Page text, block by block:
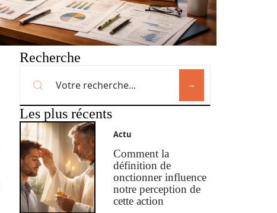
Recherche
Les plus récents
Actu
Comment la
définition de
onctionner influence
notre perception de
cette action